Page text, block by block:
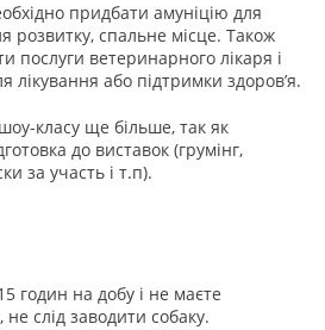
придбати амуніцію для
розвитку, спальне місце. Також
послуги ветеринарного лікаря і
лікування або підтримки здоров’я.
класу ще більше, так як
до виставок (грумінг,
за участь і т.п).
годин на добу і не маєте
слід заводити собаку.